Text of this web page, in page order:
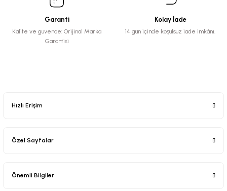
Garanti
Kalite ve güvence: Orijinal Marka
Garantisi
Kolay İade
14 gün içinde koşulsuz iade imkânı.
Hızlı Erişim
Özel Sayfalar
Önemli Bilgiler